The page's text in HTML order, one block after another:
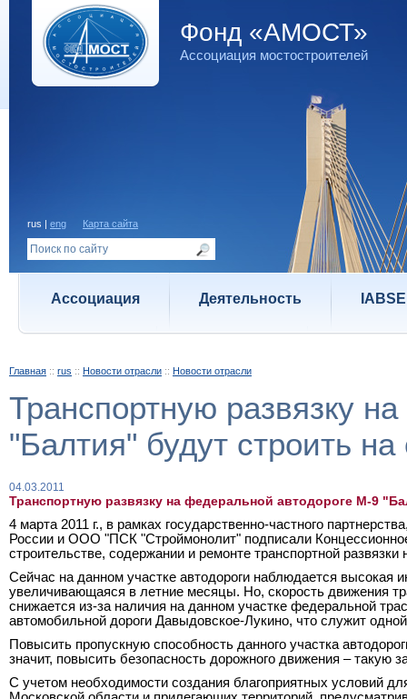
Фонд «АМОСТ»
Ассоциация мостостроителей
rus | eng Карта сайта
Ассоциация Деятельность IABSE
Главная :: rus :: Новости отрасли :: Новости отрасли
Транспортную развязку
"Балтия" будут строить
04.03.2011
Транспортную развязку на федеральной автодороге М-9
4 марта 2011 г., в рамках государственно-частного
России и ООО "ПСК "Строймонолит" подписали
строительстве, содержании и ремонте транспортной
Сейчас на данном участке автодороги наблюдается высокая
увеличивающаяся в летние месяцы. Но, скорость движения
снижается из-за наличия на данном участке федеральной
автомобильной дороги Давыдовское-Лукино, что служит
Повысить пропускную способность данного участка
значит, повысить безопасность дорожного движения – такую
С учетом необходимости создания благоприятных условий